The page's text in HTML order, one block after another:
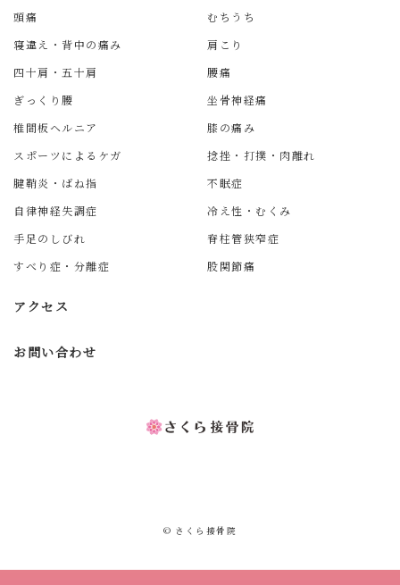
頭痛
むちうち
寝違え・背中の痛み
肩こり
四十肩・五十肩
腰痛
ぎっくり腰
坐骨神経痛
椎間板ヘルニア
膝の痛み
スポーツによるケガ
捻挫・打撲・肉離れ
腱鞘炎・ばね指
不眠症
自律神経失調症
冷え性・むくみ
手足のしびれ
脊柱管狭窄症
すべり症・分離症
股関節痛
アクセス
お問い合わせ
© さくら接骨院